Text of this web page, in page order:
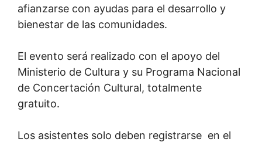
afianzarse con ayudas para el desarrollo y
bienestar de las comunidades.
El evento será realizado con el apoyo del
Ministerio de Cultura y su Programa Nacional
de Concertación Cultural, totalmente
gratuito.
Los asistentes solo deben registrarse en el